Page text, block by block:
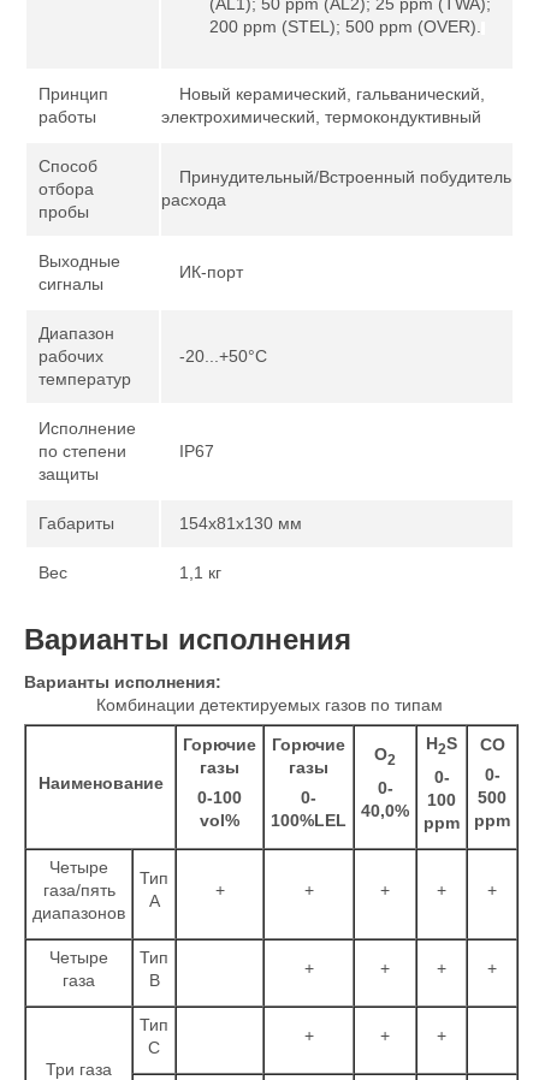
(AL1); 50 ppm (AL2); 25 ppm (TWA);
200 ppm (STEL); 500 ppm (OVER).
Принцип
работы
Новый керамический, гальванический,
электрохимический, термокондуктивный
Способ
отбора
пробы
Принудительный/Встроенный побудитель
расхода
Выходные
сигналы
ИК-порт
Диапазон
рабочих
температур
-20...+50°C
Исполнение
по степени
защиты
IP67
Габариты 154х81х130 мм
Вес 1,1 кг
Варианты исполнения
Варианты исполнения:
Комбинации детектируемых газов по типам
Наименование
Горючие
газы
0-100
vol%
Горючие
газы
0-
100%LEL
О2
0-
40,0%
H2S
0-
100
ppm
CO
0-
500
ppm
Четыре
газа/пять
диапазонов
Тип
А
+ + + + +
Четыре
газа
Тип
В
+ + + +
Три газа
Тип
С
+ + +